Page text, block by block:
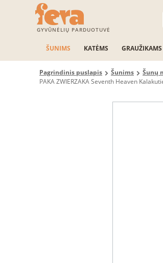
GYVŪNĖLIŲ PARDUOTUVĖ
ŠUNIMS KATĖMS GRAUŽIKAMS
Pagrindinis puslapis Šunims Šunų
PAKA ZWIERZAKA Seventh Heaven